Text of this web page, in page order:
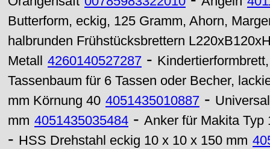
Butterform, eckig, 125 Gramm, Ahorn,
halbrunden Frühstücksbrettern
Metall
4260140527287 -
Tassenbaum für 6 Tassen oder Becher,
mm Körnung 40 4051435010887 -
mm 4051435035484 - Anker für Makita Typ
- HSS Drehstahl eckig 10 x 10 x 150 mm